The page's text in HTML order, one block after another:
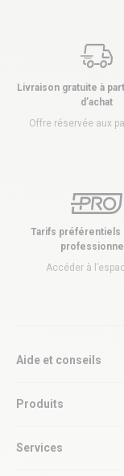
Livraison gratuite à
d’achat
Offre réservée aux
Tarifs préférentiels
Accéder à
Aide et conseils
Produits
Services